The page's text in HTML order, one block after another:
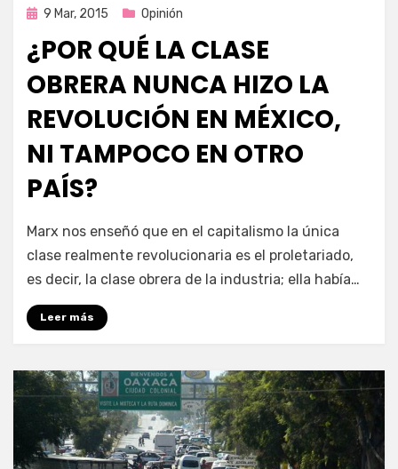
Publicada
9 Mar, 2015 Opinión
¿POR QUÉ LA CLASE
OBRERA NUNCA HIZO LA
REVOLUCIÓN EN MÉXICO,
NI TAMPOCO EN OTRO
PAÍS?
Marx nos enseñó que en el capitalismo la única
clase realmente revolucionaria es el proletariado,
es decir, la clase obrera de la industria; ella había…
Leer más